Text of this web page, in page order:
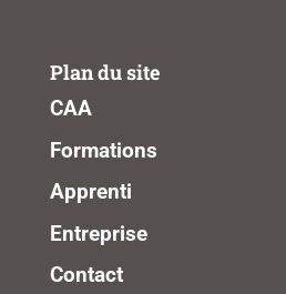
Plan du site
CAA
Formations
Apprenti
Entreprise
Contact